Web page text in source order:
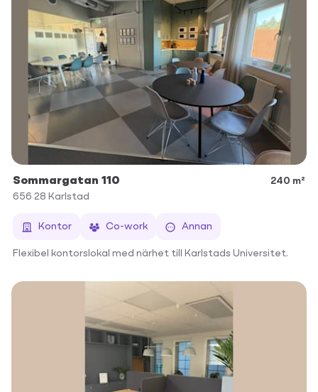
Sommargatan 110
240 m²
656 28 Karlstad
Kontor Co-work Annan
Flexibel kontorslokal med närhet till Karlstads Universitet.